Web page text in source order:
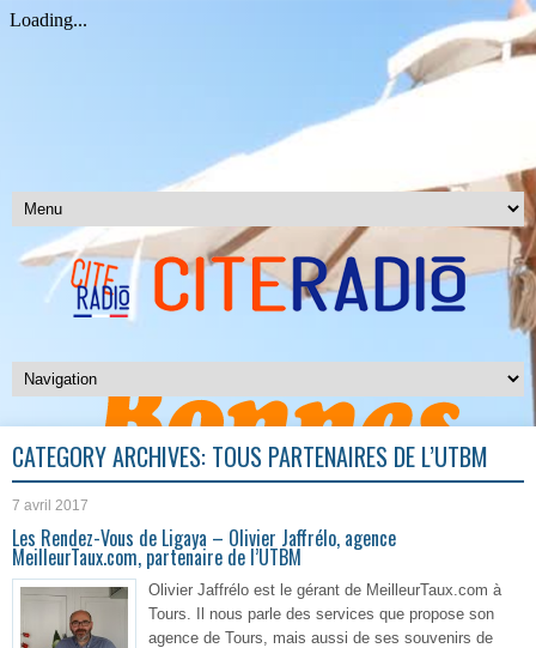
CATEGORY ARCHIVES: TOUS PARTENAIRES DE L’UTBM
7 avril 2017
Les Rendez-Vous de Ligaya – Olivier Jaffrélo, agence
MeilleurTaux.com, partenaire de l’UTBM
Olivier Jaffrélo est le gérant de MeilleurTaux.com à
Tours. Il nous parle des services que propose son
agence de Tours, mais aussi de ses souvenirs de